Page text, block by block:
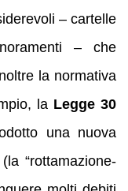
– cartelle
– che
la normativa
la Legge 30
una nuova
“rottamazione-